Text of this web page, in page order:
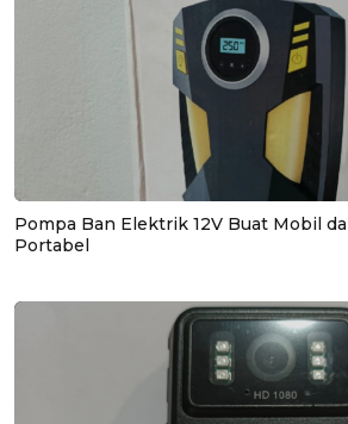
Pompa Ban Elektrik 12V Buat Mobil
Portabel